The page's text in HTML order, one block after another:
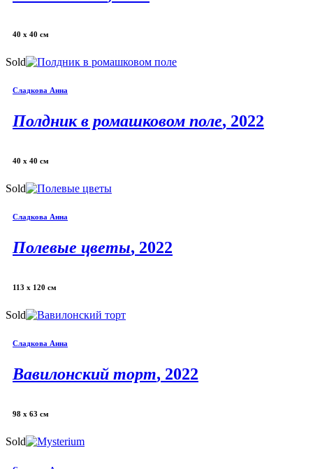
40 х 40 см
Sold
Сладкова Анна
Полдник в ромашковом поле, 2022
40 х 40 см
Sold
Сладкова Анна
Полевые цветы, 2022
113 х 120 см
Sold
Сладкова Анна
Вавилонский торт, 2022
98 х 63 см
Sold